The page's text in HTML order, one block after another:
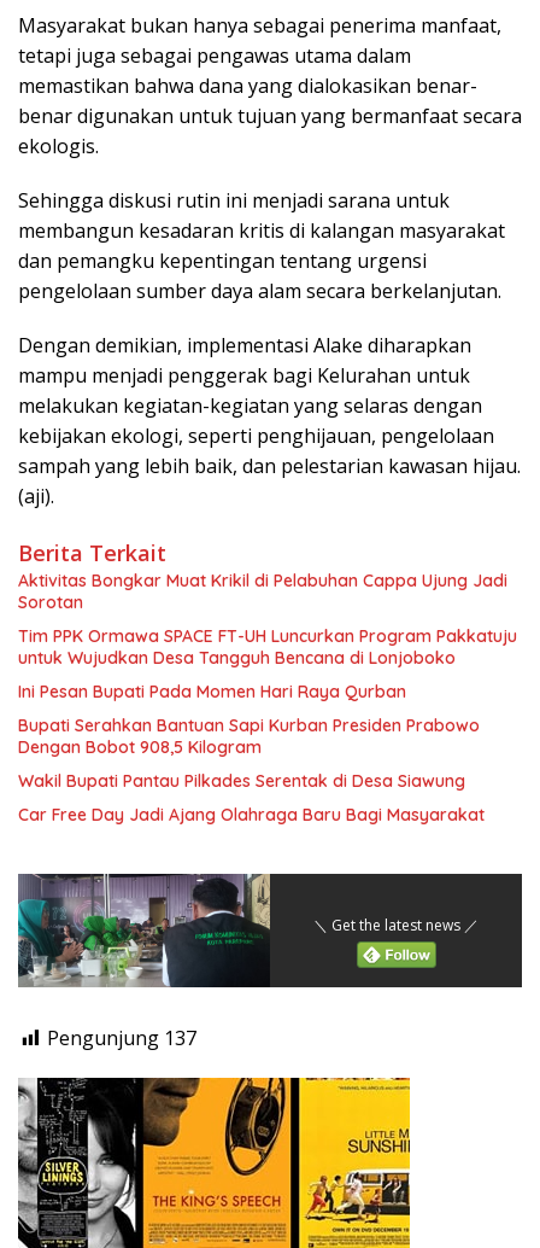
Masyarakat bukan hanya sebagai penerima manfaat,
tetapi juga sebagai pengawas utama dalam
memastikan bahwa dana yang dialokasikan benar-
benar digunakan untuk tujuan yang bermanfaat secara
ekologis.
Sehingga diskusi rutin ini menjadi sarana untuk
membangun kesadaran kritis di kalangan masyarakat
dan pemangku kepentingan tentang urgensi
pengelolaan sumber daya alam secara berkelanjutan.
Dengan demikian, implementasi Alake diharapkan
mampu menjadi penggerak bagi Kelurahan untuk
melakukan kegiatan-kegiatan yang selaras dengan
kebijakan ekologi, seperti penghijauan, pengelolaan
sampah yang lebih baik, dan pelestarian kawasan hijau.
(aji).
Berita Terkait
Aktivitas Bongkar Muat Krikil di Pelabuhan Cappa Ujung Jadi
Sorotan
Tim PPK Ormawa SPACE FT-UH Luncurkan Program Pakkatuju
untuk Wujudkan Desa Tangguh Bencana di Lonjoboko
Ini Pesan Bupati Pada Momen Hari Raya Qurban
Bupati Serahkan Bantuan Sapi Kurban Presiden Prabowo
Dengan Bobot 908,5 Kilogram
Wakil Bupati Pantau Pilkades Serentak di Desa Siawung
Car Free Day Jadi Ajang Olahraga Baru Bagi Masyarakat
＼ Get the latest news ／
Pengunjung 137